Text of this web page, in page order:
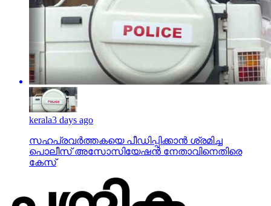
kerala3 days ago
സഹപ്രവര്‍ത്തകയെ പീഡിപ്പിക്കാന്‍ ശ്രമിച്ച
പൊലീസ് അസോസിയേഷന്‍ നേതാവിനെതിരെ
കേസ്